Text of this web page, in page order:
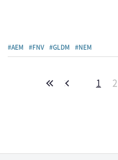
상승세에도 불구하고 금 가격은 1월
온스당 5,600달러 바로 아래 수준에
배릭 주식 매수 적기인가 배릭 마이닝의 주식은 월가
의견을 기반으로 한다. 배릭의 평균 목
59.80달러로 현재 수준 대비 38% 상
#AEM #FNV #GLDM #NEM
1 2